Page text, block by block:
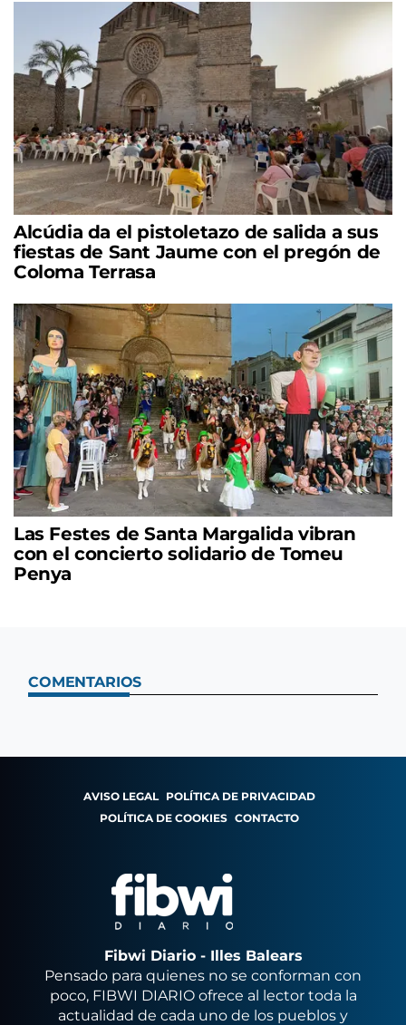
Alcúdia da el pistoletazo de salida a sus
fiestas de Sant Jaume con el pregón de
Coloma Terrasa
Las Festes de Santa Margalida vibran
con el concierto solidario de Tomeu
Penya
COMENTARIOS
AVISO LEGAL POLÍTICA DE PRIVACIDAD
POLÍTICA DE COOKIES CONTACTO
Fibwi Diario - Illes Balears
Pensado para quienes no se conforman con
poco, FIBWI DIARIO ofrece al lector toda la
actualidad de cada uno de los pueblos y